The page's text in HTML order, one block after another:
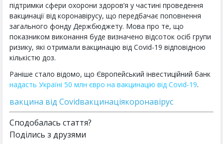
підтримки сфери охорони здоров’я у частині проведення
вакцинації від коронавірусу, що передбачає поповнення
загального фонду Держбюджету. Мова про те, що
показником виконання буде визначено відсоток осіб групи
ризику, які отримали вакцинацію від Covid-19 відповідною
кількістю доз.
Раніше стало відомо, що Європейський інвестиційний банк
надасть Україні 50 млн євро на вакцинацію від Covid-19.
вакцина від Covidвакцинаціякоронавірус
Сподобалась стаття?
Поділись з друзями